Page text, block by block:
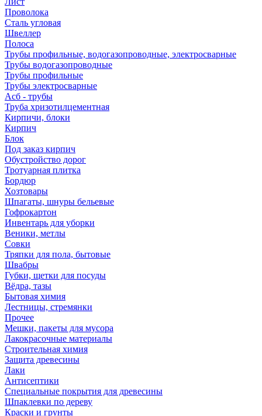
Проволока
Сталь угловая
Швеллер
Полоса
Трубы профильные, водогазопроводные, электросварные
Трубы водогазопроводные
Трубы профильные
Трубы электросварные
Асб - трубы
Труба хризотилцементная
Кирпичи, блоки
Кирпич
Блок
Под заказ кирпич
Обустройство дорог
Тротуарная плитка
Бордюр
Хозтовары
Шпагаты, шнуры бельевые
Гофрокартон
Инвентарь для уборки
Веники, метлы
Совки
Тряпки для пола, бытовые
Швабры
Губки, щетки для посуды
Вёдра, тазы
Бытовая химия
Лестницы, стремянки
Прочее
Мешки, пакеты для мусора
Лакокрасочные материалы
Строительная химия
Защита древесины
Лаки
Антисептики
Специальные покрытия для древесины
Шпаклевки по дереву
Краски и грунты